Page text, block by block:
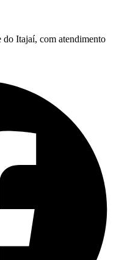
Itajaí, com atendimento